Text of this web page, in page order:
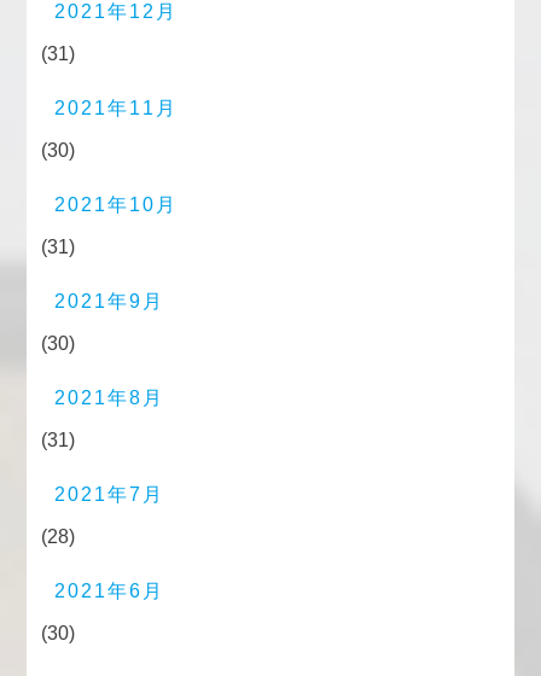
2021年12月
(31)
2021年11月
(30)
2021年10月
(31)
2021年9月
(30)
2021年8月
(31)
2021年7月
(28)
2021年6月
(30)